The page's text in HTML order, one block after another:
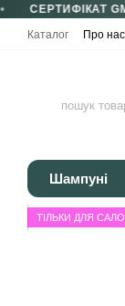
Перейти до
СЕРТИФІКАТ
Каталог
Про нас
Шампуні
ТІЛЬКИ ДЛЯ